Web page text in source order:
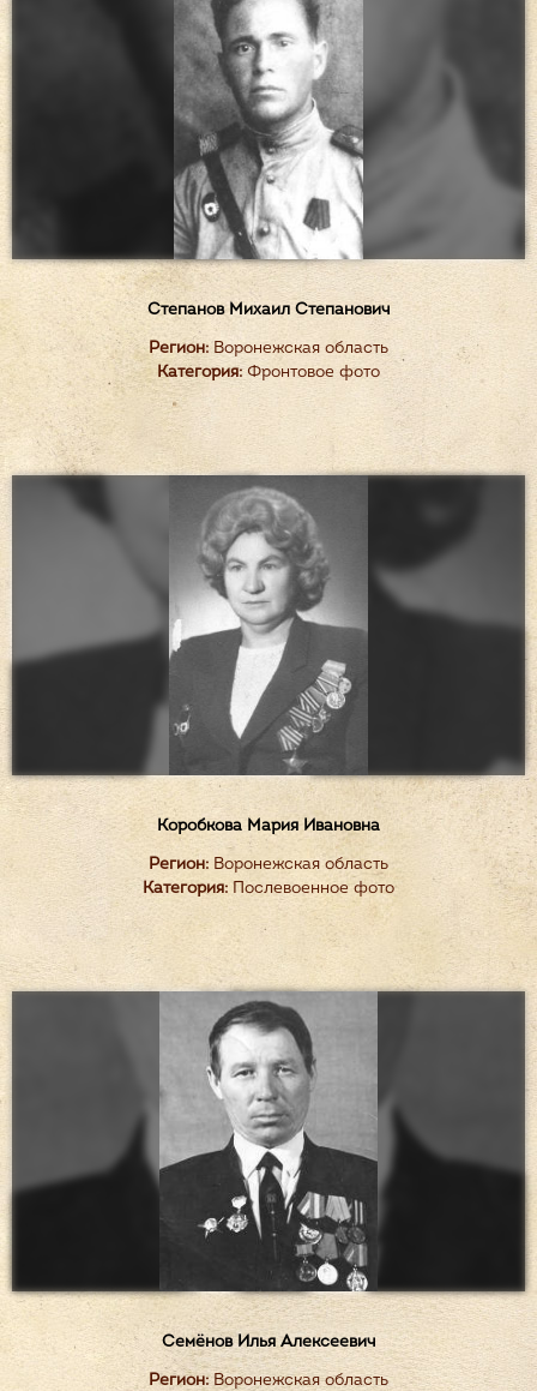
Степанов Михаил Степанович
Регион: Воронежская область
Категория:Фронтовое фото
Коробкова Мария Ивановна
Регион: Воронежская область
Категория: Послевоенное фото
Семёнов Илья Алексеевич
Регион:Воронежская область